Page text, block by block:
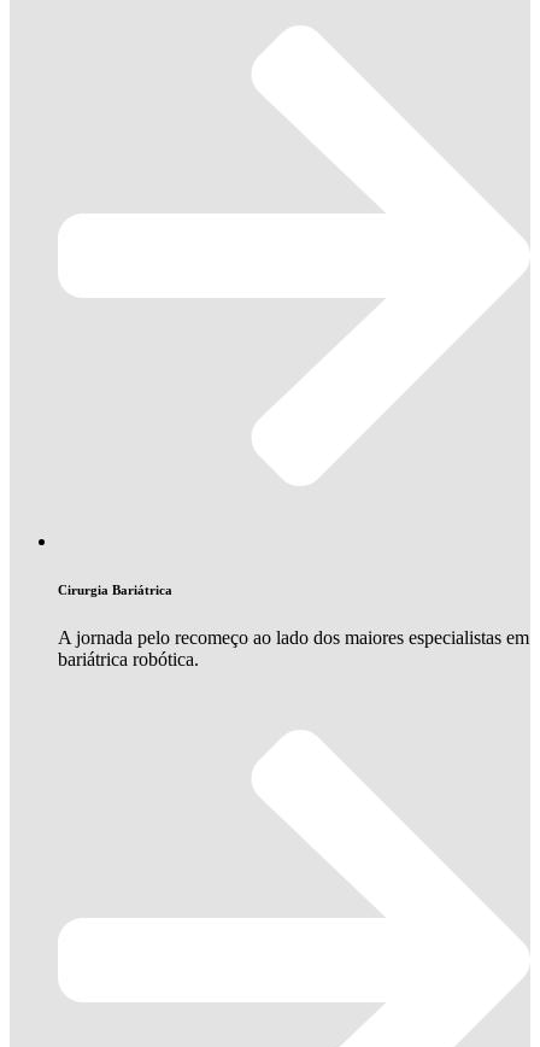
Cirurgia Bariátrica
A jornada pelo recomeço ao lado dos maiores especialistas em
bariátrica robótica.